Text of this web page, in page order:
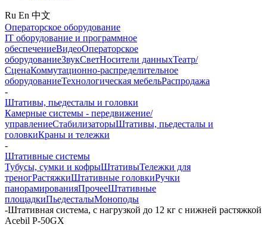
Ru En 中文
Операторское оборудование
IT оборудование и программное
обеспечениеВидеоОператорское
оборудованиеЗвукСветНосители данныхТеатр/
СценаКоммутационно-распределительное
оборудованиеТехнологическая мебельРаспродажа
-
Штативы, пьедесталы и головки
Камерные системы - передвижение/
управлениеСтабилизаторыШтативы, пьедесталы и
головкиКраны и тележки
-
Штативные системы
Тубусы, сумки и кофрыШтативыТележки для
треногРастяжкиШтативные головкиРучки
панорамированияПрочееШтативные
площадкиПьедесталыМоноподы
-Штативная система, с нагрузкой до 12 кг с нижней растяжкой
Acebil P-50GX